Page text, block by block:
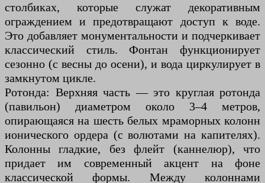
столбиках, которые служат декоративным
ограждением и предотвращают доступ к воде.
Это добавляет монументальности и подчеркивает
классический стиль. Фонтан функционирует
сезонно (с весны до осени), и вода циркулирует в
замкнутом цикле.
Ротонда: Верхняя часть — это круглая ротонда
(павильон) диаметром около 3–4 метров,
опирающаяся на шесть белых мраморных колонн
ионического ордера (с волютами на капителях).
Колонны гладкие, без флейт (каннелюр), что
придает им современный акцент на фоне
классической формы. Между колоннами